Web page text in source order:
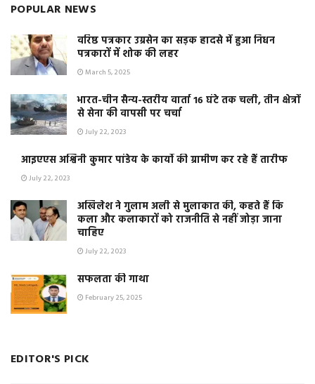
POPULAR NEWS
वरिष्ठ पत्रकार उग्रसेन का सड़क हादसे में हुआ निधन
पत्रकारों में शोक की लहर
March 5, 2025
भारत-चीन सैन्य-स्तरीय वार्ता 16 घंटे तक चली, तीन क्षेत्रों
से सेना की वापसी पर चर्चा
July 22, 2023
आइएएस अश्विनी कुमार पांडेय के कार्यो की ग्रामीण कर रहे हैं तारीफ
July 22, 2023
अखिलेश ने गुलाम अली से मुलाकात की, कहते हैं कि
कला और कलाकारों को राजनीति से नहीं जोड़ा जाना
चाहिए
July 22, 2023
सफलता की गाथा
February 25, 2025
EDITOR'S PICK